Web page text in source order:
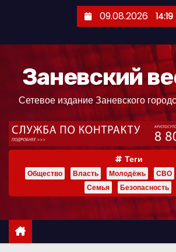
ж
09.08.2026 14:19
Заневский
Сетевое издание Заневского
Теги
Общество Власть Молодёжь СВО
Семья
Безопасность